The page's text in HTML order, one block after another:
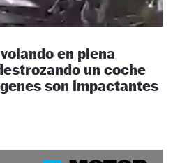
en plena
un coche
son impactantes